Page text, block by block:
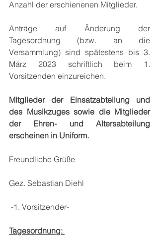
Anzahl der erschienenen Mitglieder.
Anträge auf Änderung der
Tagesordnung (bzw. an die
Versammlung) sind spätestens bis 3.
März 2023 schriftlich beim 1.
Vorsitzenden einzureichen.
Mitglieder der Einsatzabteilung und
des Musikzuges sowie die Mitglieder
der Ehren- und Altersabteilung
erscheinen in Uniform.
Freundliche Grüße
Gez. Sebastian Diehl
-1. Vorsitzender-
Tagesordnung: